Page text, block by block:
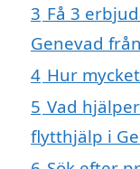
3 Få 3
Genevad
4 Hur
5 Vad
flytthjälp i